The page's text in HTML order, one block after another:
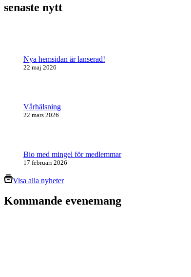
senaste nytt
Nya hemsidan är lanserad!
22 maj 2026
Vårhälsning
22 mars 2026
Bio med mingel för medlemmar
17 februari 2026
Visa alla nyheter
Kommande evenemang